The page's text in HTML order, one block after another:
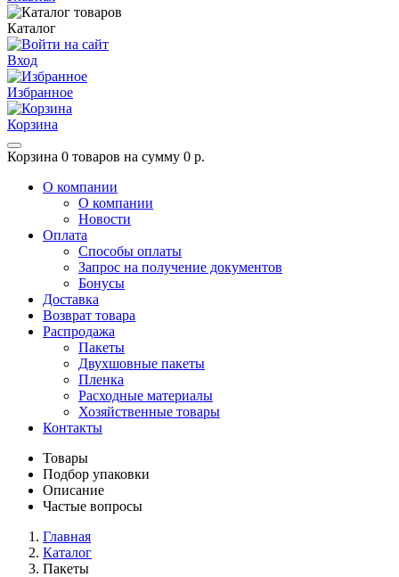
Каталог
Вход
Избранное
Корзина
Корзина 0 товаров на сумму 0 р.
О компании
О компании
Новости
Оплата
Способы оплаты
Запрос на получение документов
Бонусы
Доставка
Возврат товара
Распродажа
Пакеты
Двухшовные пакеты
Пленка
Расходные материалы
Хозяйственные товары
Контакты
Товары
Подбор упаковки
Описание
Частые вопросы
Главная
Каталог
Пакеты